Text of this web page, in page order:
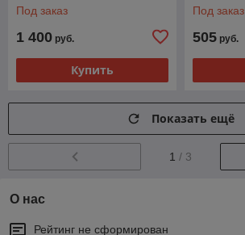
Под заказ
1 400 руб.
Купить
Под заказ
505 руб.
Показать ещё
1 / 3
О нас
Рейтинг не сформирован